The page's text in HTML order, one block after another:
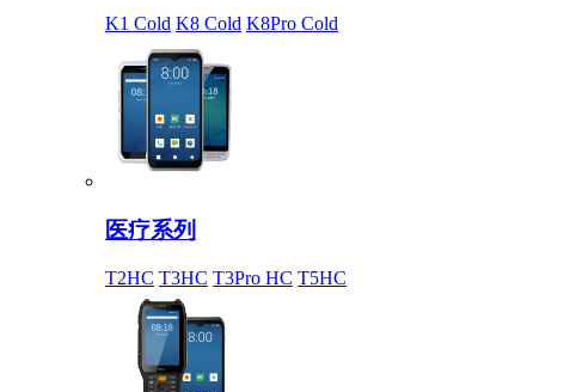
K1 Cold K8 Cold K8Pro Cold
医疗系列
T2HC T3HC T3Pro HC T5HC